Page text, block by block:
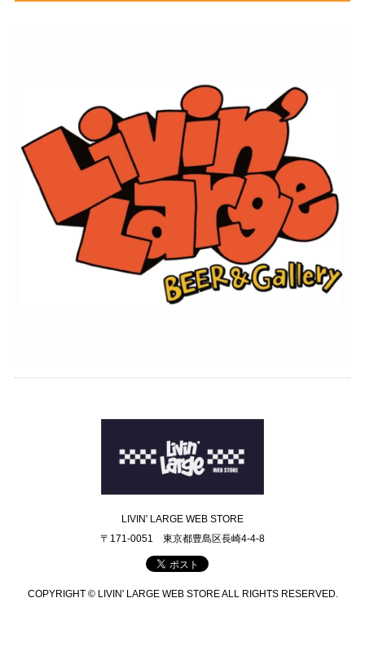
LIVIN' LARGE WEB STORE
〒171-0051 東京都豊島区長崎4-4-8
COPYRIGHT © LIVIN' LARGE WEB STORE ALL RIGHTS RESERVED.